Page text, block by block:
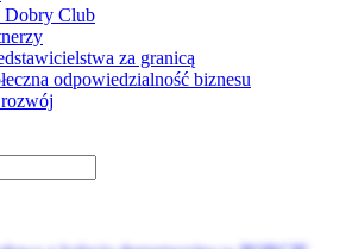
Dobry Club
za granicą
odpowiedzialność biznesu